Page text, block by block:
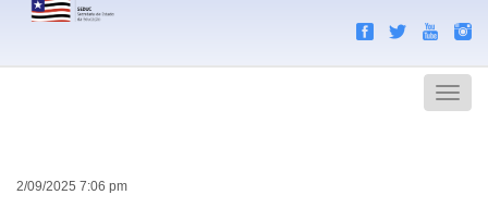
Menu
2/09/2025 7:06 pm